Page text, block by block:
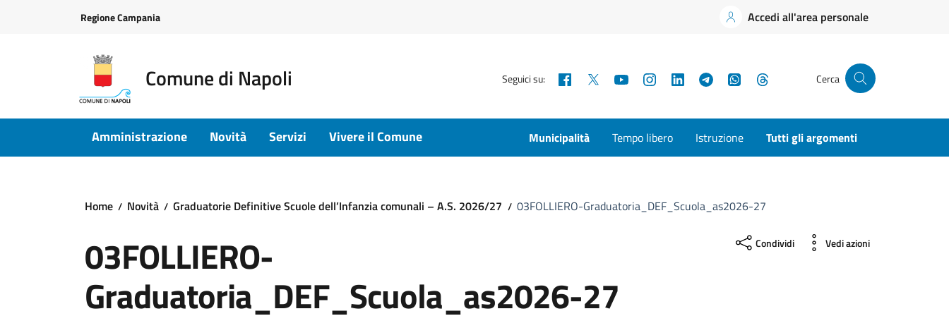
Regione Campania Accedi all'area personale
Comune di Napoli Seguici su: Facebook YouTubeInstagramLinkedInTelegramWhatsApp Cerca
Amministrazione Novità Servizi Vivere il Comune Municipalità Tempo libero Istruzione Tutti gli argomenti
Home Novità Graduatorie Definitive Scuole dell’Infanzia comunali – A.S. 2026/27 03FOLLIERO-Graduatoria_DEF_Scuola_as2026-27
03FOLLIERO-
Graduatoria_DEF_Scuola_as2026-27
Condividi Vedi azioni